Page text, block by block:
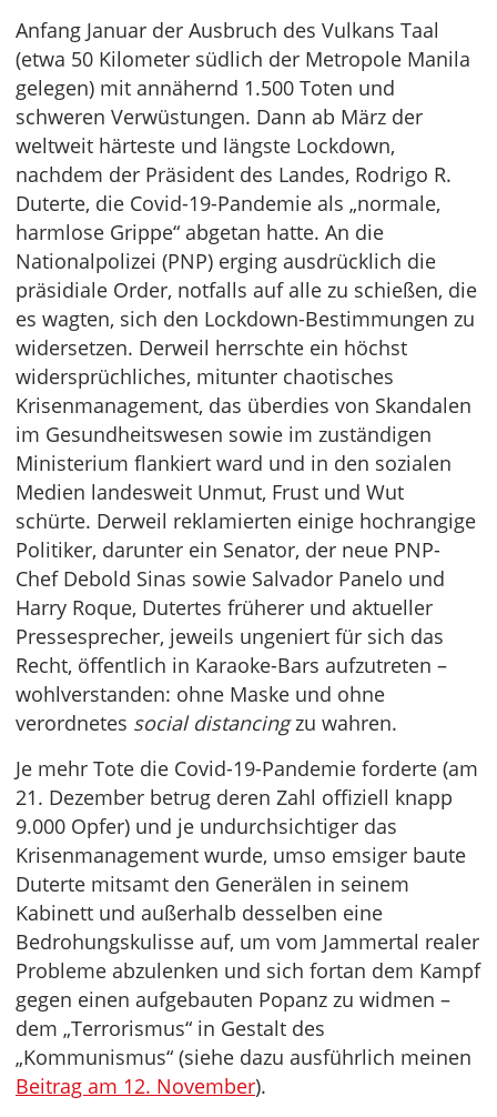
Anfang Januar der Ausbruch des Vulkans Taal
(etwa 50 Kilometer südlich der Metropole Manila
gelegen) mit annähernd 1.500 Toten und
schweren Verwüstungen. Dann ab März der
weltweit härteste und längste Lockdown,
nachdem der Präsident des Landes, Rodrigo R.
Duterte, die Covid-19-Pandemie als „normale,
harmlose Grippe“ abgetan hatte. An die
Nationalpolizei (PNP) erging ausdrücklich die
präsidiale Order, notfalls auf alle zu schießen, die
es wagten, sich den Lockdown-Bestimmungen zu
widersetzen. Derweil herrschte ein höchst
widersprüchliches, mitunter chaotisches
Krisenmanagement, das überdies von Skandalen
im Gesundheitswesen sowie im zuständigen
Ministerium flankiert ward und in den sozialen
Medien landesweit Unmut, Frust und Wut
schürte. Derweil reklamierten einige hochrangige
Politiker, darunter ein Senator, der neue PNP-
Chef Debold Sinas sowie Salvador Panelo und
Harry Roque, Dutertes früherer und aktueller
Pressesprecher, jeweils ungeniert für sich das
Recht, öffentlich in Karaoke-Bars aufzutreten –
wohlverstanden: ohne Maske und ohne
verordnetes social distancingzu wahren.
Je mehr Tote die Covid-19-Pandemie forderte (am
21. Dezember betrug deren Zahl offiziell knapp
9.000 Opfer) und je undurchsichtiger das
Krisenmanagement wurde, umso emsiger baute
Duterte mitsamt den Generälen in seinem
Kabinett und außerhalb desselben eine
Bedrohungskulisse auf, um vom Jammertal realer
Probleme abzulenken und sich fortan dem Kampf
gegen einen aufgebauten Popanz zu widmen –
dem „Terrorismus“ in Gestalt des
„Kommunismus“ (siehe dazu ausführlich meinen
Beitrag am 12. November).